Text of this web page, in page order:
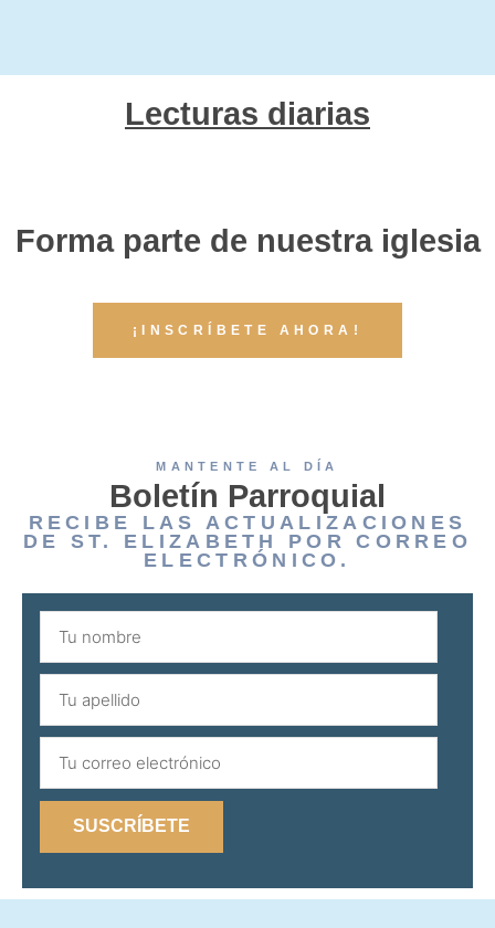
Lecturas diarias
Forma parte de nuestra iglesia
¡INSCRÍBETE AHORA!
MANTENTE AL DÍA
Boletín Parroquial
RECIBE LAS ACTUALIZACIONES
DE ST. ELIZABETH POR CORREO
ELECTRÓNICO.
SUSCRÍBETE